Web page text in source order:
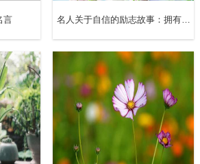
盛顿总统四点钟吃饭，有时候应邀到白
到了，这个时候华盛顿就会自顾自地
使他们很尴尬。他的秘书找借口说，
了。华盛顿回答说：“那么，或者你换
秘书。”
言 名人关于自信的励志故事：拥有自信才能成功